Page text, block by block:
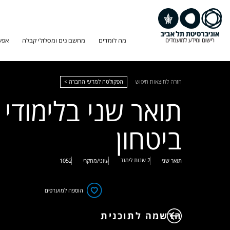
מה לומדים מחשבונים ומסלולי קבלה
חזרה לתוצאות חיפוש הפקולטה למדעי החברה >
תואר שני בלימודי
ביטחון
תואר שני 2 שנות לימוד עיוני/מחקרי 1052
הוספה למועדפים
הרשמה לתוכנית